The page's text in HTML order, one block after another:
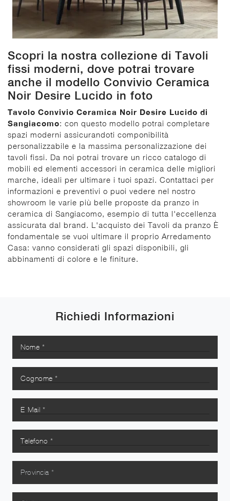
Scopri la nostra collezione di Tavoli
fissi moderni, dove potrai trovare
anche il modello Convivio Ceramica
Noir Desire Lucido in foto
Tavolo Convivio Ceramica Noir Desire Lucido di
Sangiacomo: con questo modello potrai completare
spazi moderni assicurandoti componibilità
personalizzabile e la massima personalizzazione dei
tavoli fissi. Da noi potrai trovare un ricco catalogo di
mobili ed elementi accessori in ceramica delle migliori
marche, ideali per ultimare i tuoi spazi. Contattaci per
informazioni e preventivi o puoi vedere nel nostro
showroom le varie più belle proposte da pranzo in
ceramica di Sangiacomo, esempio di tutta l'eccellenza
assicurata dal brand. L'acquisto dei Tavoli da pranzo È
fondamentale se vuoi ultimare il proprio Arredamento
Casa: vanno considerati gli spazi disponibili, gli
abbinamenti di colore e le finiture.
Richiedi Informazioni